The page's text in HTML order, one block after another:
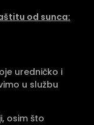
od sunca:
uredničko i
u službu
osim što